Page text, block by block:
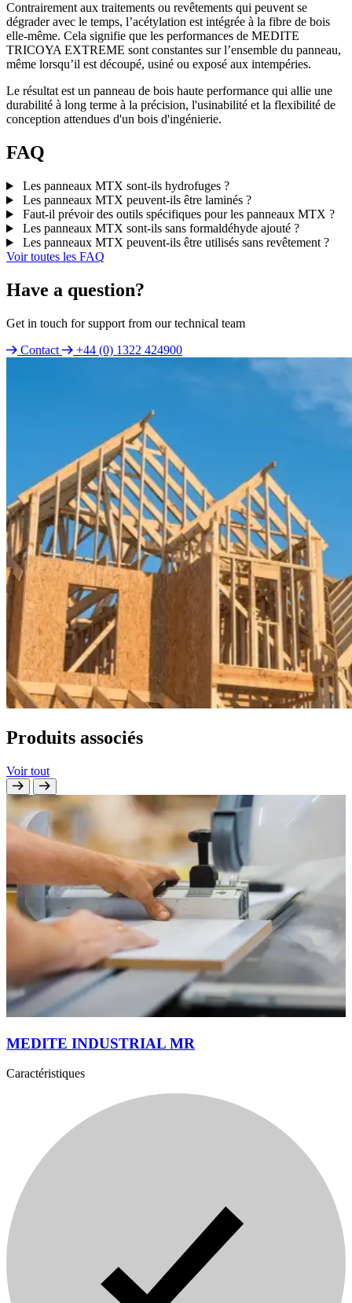
Contrairement aux traitements ou revêtements qui peuvent se
dégrader avec le temps, l’acétylation est intégrée à la fibre de bois
elle-même. Cela signifie que les performances de MEDITE
TRICOYA EXTREME sont constantes sur l’ensemble du panneau,
même lorsqu’il est découpé, usiné ou exposé aux intempéries.
Le résultat est un panneau de bois haute performance qui allie une
durabilité à long terme à la précision, l'usinabilité et la flexibilité de
conception attendues d'un bois d'ingénierie.
FAQ
Les panneaux MTX sont-ils hydrofuges ?
Les panneaux MTX peuvent-ils être laminés ?
Faut-il prévoir des outils spécifiques pour les panneaux MTX ?
Les panneaux MTX sont-ils sans formaldéhyde ajouté ?
Les panneaux MTX peuvent-ils être utilisés sans revêtement ?
Voir toutes les FAQ
Have a question?
Get in touch for support from our technical team
Contact
+44 (0) 1322 424900
Produits associés
Voir tout
MEDITE INDUSTRIAL MR
Caractéristiques